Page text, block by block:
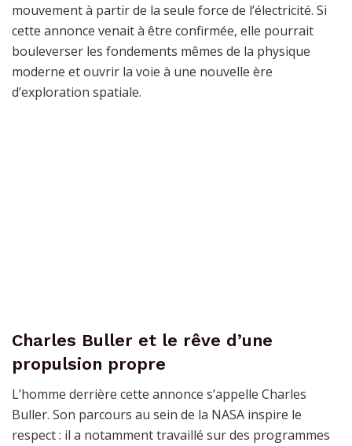
mouvement à partir de la seule force de l’électricité. Si
cette annonce venait à être confirmée, elle pourrait
bouleverser les fondements mêmes de la physique
moderne et ouvrir la voie à une nouvelle ère
d’exploration spatiale.
Charles Buller et le rêve d’une
propulsion propre
L’homme derrière cette annonce s’appelle Charles
Buller. Son parcours au sein de la NASA inspire le
respect : il a notamment travaillé sur des programmes